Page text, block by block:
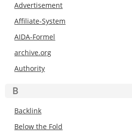
Advertisement
Affiliate-System
AIDA-Formel
archive.org
Authority
B
Backlink
Below the Fold